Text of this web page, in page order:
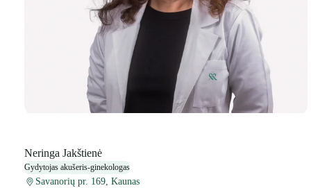
Neringa Jakštienė
Gydytojas akušeris-ginekologas
Savanorių pr. 169, Kaunas